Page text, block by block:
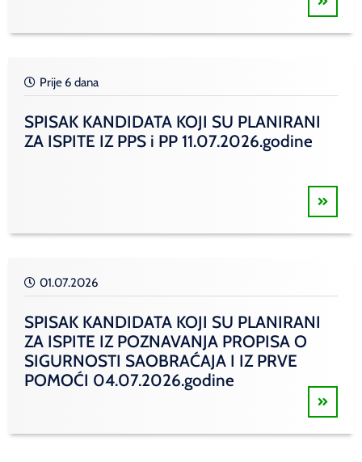
Prije 6 dana
SPISAK KANDIDATA KOJI SU PLANIRANI
ZA ISPITE IZ PPS i PP 11.07.2026.godine
01.07.2026
SPISAK KANDIDATA KOJI SU PLANIRANI
ZA ISPITE IZ POZNAVANJA PROPISA O
SIGURNOSTI SAOBRAĆAJA I IZ PRVE
POMOĆI 04.07.2026.godine